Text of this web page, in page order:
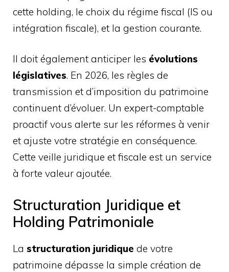
cette holding, le choix du régime fiscal (IS ou
intégration fiscale), et la gestion courante.
Il doit également anticiper les évolutions
législatives. En 2026, les règles de
transmission et d’imposition du patrimoine
continuent d’évoluer. Un expert-comptable
proactif vous alerte sur les réformes à venir
et ajuste votre stratégie en conséquence.
Cette veille juridique et fiscale est un service
à forte valeur ajoutée.
Structuration Juridique et
Holding Patrimoniale
La structuration juridique de votre
patrimoine dépasse la simple création de